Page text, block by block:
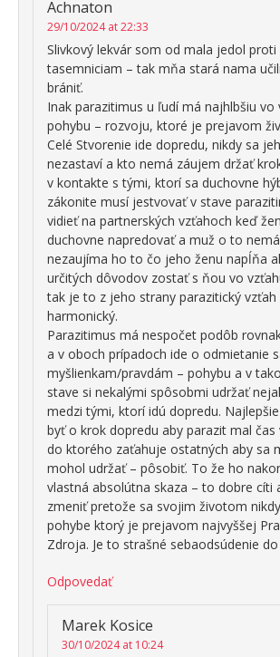
Achnaton
29/10/2024 at 22:33
Slivkový lekvár som od mala jedol proti
tasemniciam – tak mňa stará nama
brániť.
Inak parazitimus u ľudí má najhlbšiu vo
pohybu – rozvoju, ktoré je prejavom
Celé Stvorenie ide dopredu, nikdy sa
nezastaví a kto nemá záujem držať
v kontakte s tými, ktorí sa duchovne
zákonite musí jestvovať v stave
vidieť na partnerských vzťahoch keď
duchovne napredovať a muž o to
nezaujíma ho to čo jeho ženu napĺňa
určitých dôvodov zostať s ňou vo
tak je to z jeho strany parazitický vzťah
harmonický.
Parazitimus má nespočet podôb
a v oboch prípadoch ide o odmietanie
myšlienkam/pravdám – pohybu a v
stave si nekalými spôsobmi udržať
medzi tými, ktorí idú dopredu.
byť o krok dopredu aby parazit mal
do ktorého zaťahuje ostatných aby sa
mohol udržať – pôsobiť. To že ho
vlastná absolútna skaza – to dobre cíti
zmeniť pretože sa svojim životom
pohybe ktorý je prejavom najvyššej
Zdroja. Je to strašné sebaodsúdenie
Odpovedať
Marek Kosice
30/10/2024 at 10:24